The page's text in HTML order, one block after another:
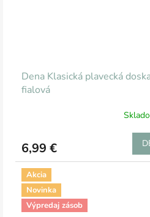
Dena Klasická plavecká
fialová
6,99 €
Akcia
Novinka
Výpredaj zásob